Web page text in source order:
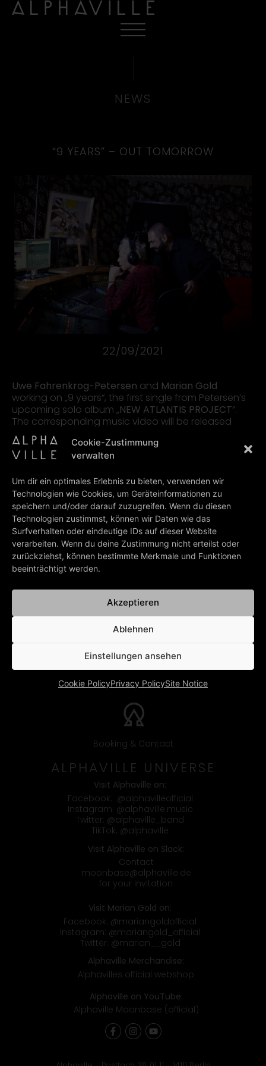
Cookie-Zustimmung
verwalten
Um dir ein optimales Erlebnis zu bieten, verwenden wir
Technologien wie Cookies, um Geräteinformationen zu
speichern und/oder darauf zuzugreifen. Wenn du diesen
Technologien zustimmst, können wir Daten wie das
Surfverhalten oder eindeutige IDs auf dieser Website
verarbeiten. Wenn du deine Zustimmung nicht erteilst oder
zurückziehst, können bestimmte Merkmale und Funktionen
beeinträchtigt werden.
Akzeptieren
Ablehnen
Einstellungen ansehen
Cookie PolicyPrivacy PolicySite Notice
NEWS
“9 YEARS” – OUT TOMORROW
22/09/2021
Uwe Fahrenkrog-Petersen and Marian Gold
working on „9 years“, the first single from Petersen’s
upcoming solo album „NEW ATLANTIS PROJECT“.
The corresponding music video will be released
tomorrow.
Stay tuned, great things are about to come!
#newatlantisproject#mariangold
#uwefahrenkrogpeterson#9years
PREV
9 YEARS – NEW ATLANTIS PROJECT feat. MARIAN GOLD
NEXT
Alphaville calendar: September 2021
BACK TO ALL NEWS
Booking & Contact
ALPHAVILLE UNIVERSE
Visit Alphaville on:
Facebook: @alphavilleofficial
Instagram: @alphaville.music
Twitter: @alphaville_band
TikTok: @alphaville
Visit Alphaville on Slack:
Contact
moonbase@alphaville.de
for your invitation
Visit Marian Gold on:
Facebook: @mariangoldofficial
Instagram: @mariangold_official
Twitter: @marian__gold
Alphaville Merchandise:
Alphavilles official webshop
Alphaville on YouTube:
Alphaville Moonbase (official)